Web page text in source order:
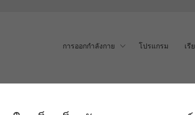
การออกกำลังกาย โปรแกรม เรี
นเบ็คเก็ต รัฐแมสซาชูเ